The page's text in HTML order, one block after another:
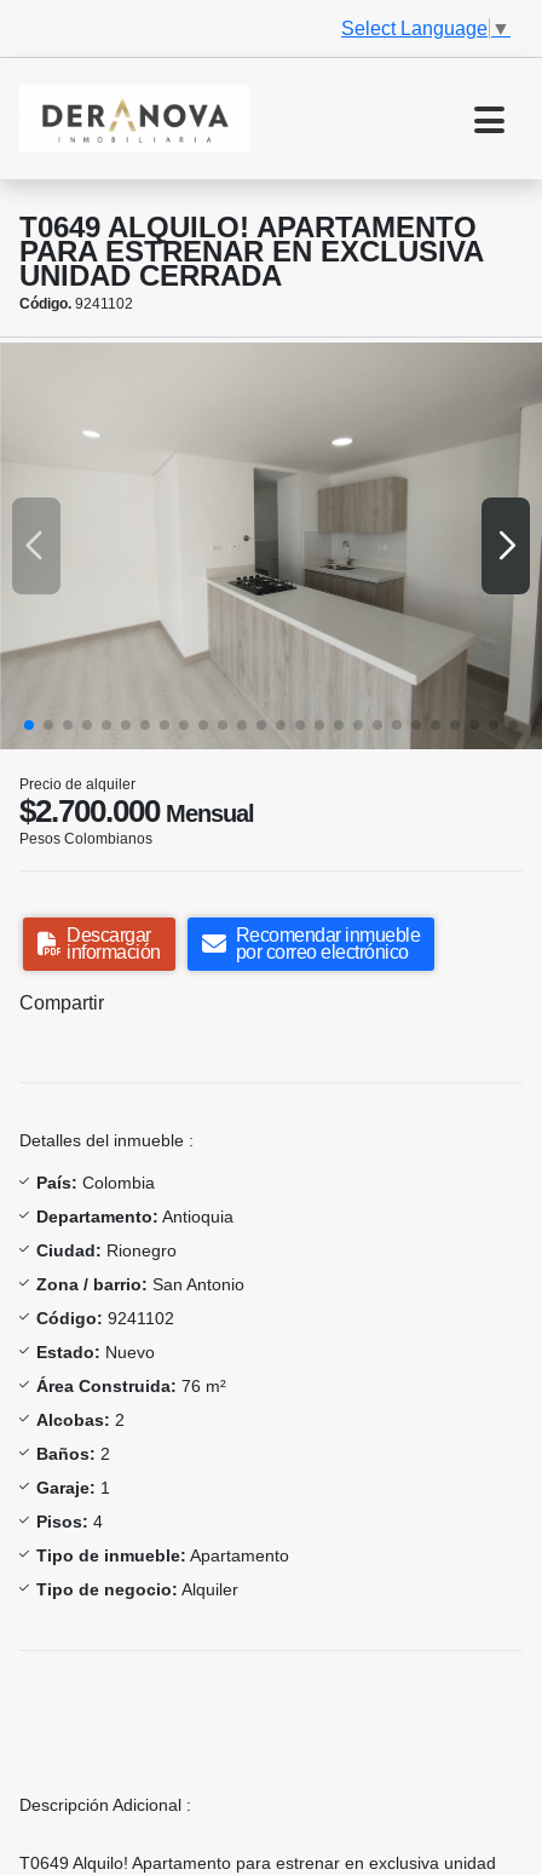
Select Language ▼
T0649 ALQUILO! APARTAMENTO
PARA ESTRENAR EN EXCLUSIVA
UNIDAD CERRADA
Código. 9241102
Precio de alquiler
$2.700.000Mensual
Pesos Colombianos
Descargar
información
Recomendar inmueble
por correo electrónico
Compartir
Detalles del inmueble :
País: Colombia
Departamento: Antioquia
Ciudad: Rionegro
Zona / barrio: San Antonio
Código: 9241102
Estado: Nuevo
Área Construida: 76 m²
Alcobas: 2
Baños: 2
Garaje: 1
Pisos: 4
Tipo de inmueble: Apartamento
Tipo de negocio: Alquiler
Descripción Adicional :
T0649 Alquilo! Apartamento para estrenar en exclusiva unidad